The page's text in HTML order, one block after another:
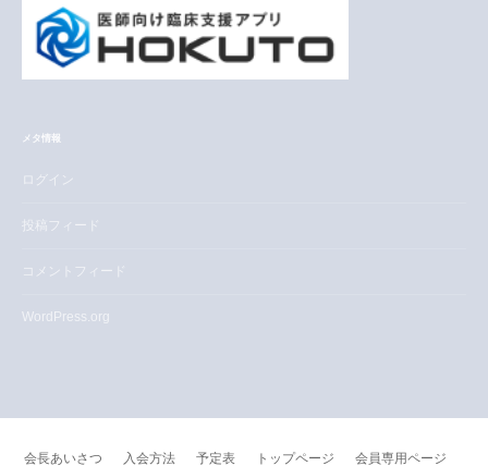
メタ情報
ログイン
投稿フィード
コメントフィード
WordPress.org
会長あいさつ 入会方法 予定表 トップページ 会員専用ページ